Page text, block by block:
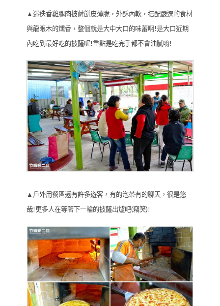
▲迷迭香雞腿肉披薩餅皮薄脆，外酥內軟，搭配嚴選的食材
與龍眼木的燻香，整個就是大中大口的味蕾啊!是大口近期
內吃到最好吃的披薩呢!重點是吃完手都不會油膩唷!
▲戶外用餐區還有許多遊客，有的泡茶有的聊天，很是悠
哉!更多人在等著下一輪的披薩出爐吧(竊笑)!